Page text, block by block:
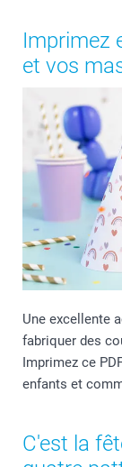
Imprimez
et vos
Une excellente
fabriquer des
Imprimez ce
enfants et
C'est la